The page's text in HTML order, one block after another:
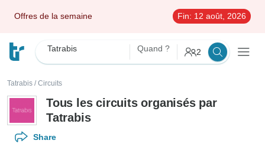
Offres de la semaine Fin: 12 août, 2026
Tatrabis Quand ? 2
Tatrabis / Circuits
Tous les circuits organisés par
Tatrabis
Share